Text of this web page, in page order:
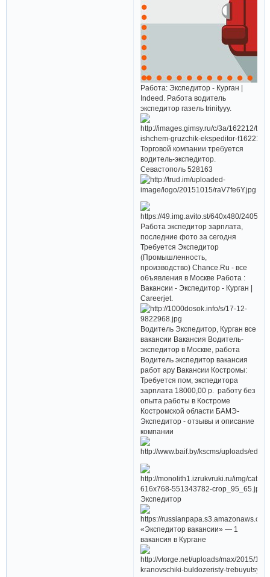
Работа: Экспедитор - Курган |
Indeed. Работа водитель
экспедитор газель trinityyy.
Торговой компании требуется
водитель-экспедитор.
Севастополь 528163
Работа экспедитор зарплата,
последние фото за сегодня
Требуется Экспедитор
(Промышленность,
производство) Chance.Ru - все
объявления в Москве Работа :
Вакансии - Экспедитор - Курган |
Careerjet.
Водитель Экспедитор, Курган все
вакансии Вакансия Водитель-
экспедитор в Москве, работа
Водитель экспедитор вакансия
работ ару Вакансии Костромы:
Требуется пом, экспедитора
зарплата 18000,00 р. работу без
опыта работы в Костроме
Костромской области БАМЭ-
Экспедитор - отзывы и описание
компании
Экспедитор
«Экспедитор вакансии» — 1
вакансия в Кургане